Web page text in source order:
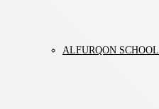
ALFURQON SCHOOL